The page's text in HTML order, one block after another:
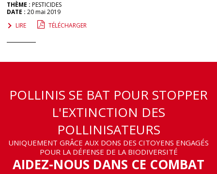
THÈME : PESTICIDES
DATE : 20 mai 2019
LIRE
TÉLÉCHARGER
POLLINIS SE BAT POUR STOPPER
L'EXTINCTION DES
POLLINISATEURS
UNIQUEMENT GRÂCE AUX DONS DES CITOYENS ENGAGÉS
POUR LA DÉFENSE DE LA BIODIVERSITÉ
AIDEZ-NOUS DANS CE COMBAT